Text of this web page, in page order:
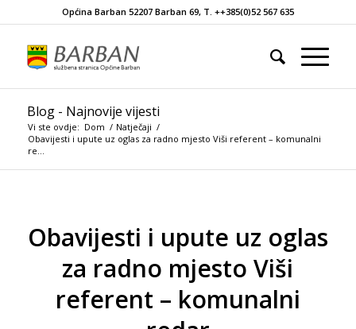
Općina Barban 52207 Barban 69, T. ++385(0)52 567 635
Blog - Najnovije vijesti
Vi ste ovdje: Dom / Natječaji /
Obavijesti i upute uz oglas za radno mjesto Viši referent – komunalni
re...
Obavijesti i upute uz oglas
za radno mjesto Viši
referent – komunalni